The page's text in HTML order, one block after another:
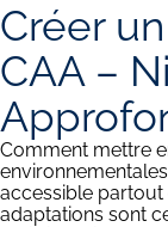
Créer
CAA –
Comment mettre
accessible partout
adaptations sont